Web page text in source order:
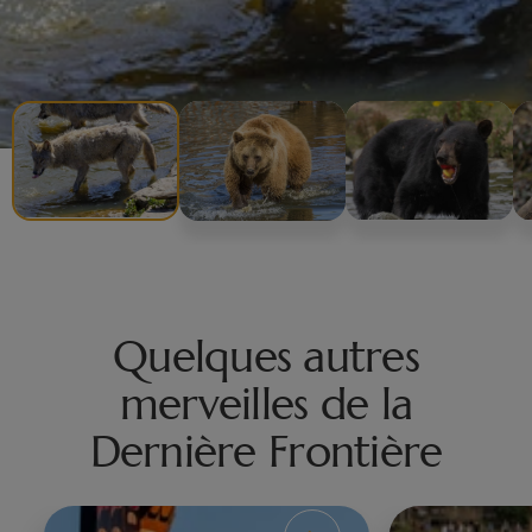
Quelques autres
merveilles de la
Dernière Frontière